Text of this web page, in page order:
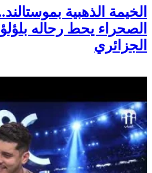
الخيمة الذهبية
الصحراء يحط رحاله
الجزائري